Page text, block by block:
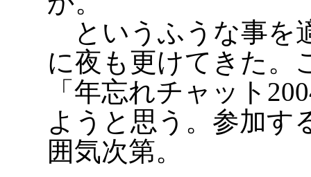
というふうな事を
に夜も更けてきた。
「年忘れチャット
ようと思う。参加す
囲気次第。